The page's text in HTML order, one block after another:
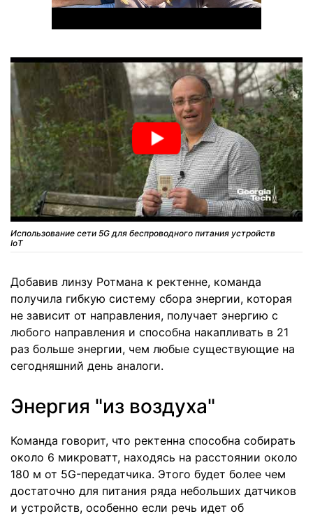
Использование сети 5G для беспроводного питания устройств
IoT
Добавив линзу Ротмана к ректенне, команда
получила гибкую систему сбора энергии, которая
не зависит от направления, получает энергию с
любого направления и способна накапливать в 21
раз больше энергии, чем любые существующие на
сегодняшний день аналоги.
Энергия "из воздуха"
Команда говорит, что ректенна способна собирать
около 6 микроватт, находясь на расстоянии около
180 м от 5G-передатчика. Этого будет более чем
достаточно для питания ряда небольших датчиков
и устройств, особенно если речь идет об